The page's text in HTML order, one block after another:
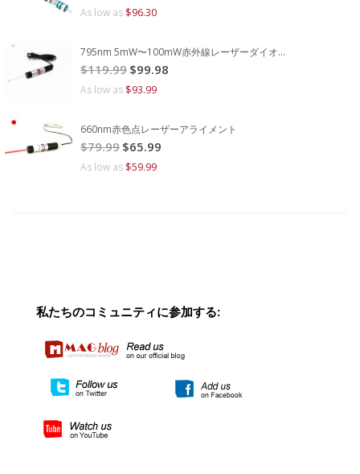
As low as $96.30
795nm 5mW〜100mW赤外線レーザーダイオードモジュール
$119.99 Special
Price
$99.98
As low as $93.99
660nm赤色点レーザーアライメント
$79.99 Special
Price
$65.99
As low as $59.99
私たちのコミュニティに参加する: